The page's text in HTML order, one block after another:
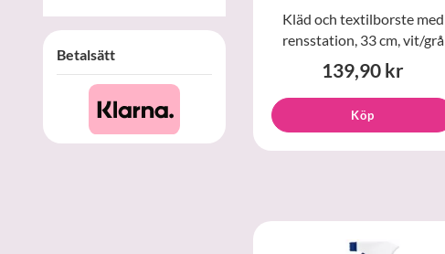
Betalsätt
Kläd och textilborste med
rensstation, 33 cm, vit/grå
139,90 kr
Köp